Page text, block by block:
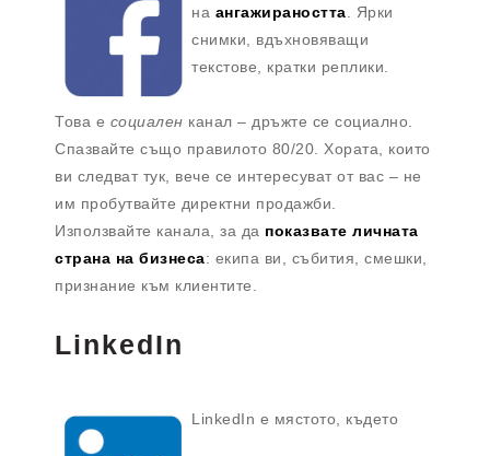
на ангажираността. Ярки
снимки, вдъхновяващи
текстове, кратки реплики.
Това е социален канал – дръжте се социално.
Спазвайте също правилото 80/20. Хората, които
ви следват тук, вече се интересуват от вас – не
им пробутвайте директни продажби.
Използвайте канала, за да показвате личната
страна на бизнеса: екипа ви, събития, смешки,
признание към клиентите.
LinkedIn
LinkedIn е мястото, където